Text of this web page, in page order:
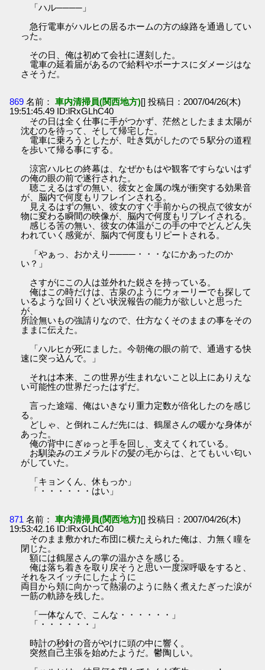
「ハル────」
急行電車がハルヒの居るホームの方の線路を通過してい
った。
その日、俺は初めて会社に遅刻した。
電車の延着届があるので給料やボーナスにダメージはな
さそうだ。
869 名前： 車内清掃員(関西地方)[] 投稿日：2007/04/26(木)
19:51:45.49 ID:lRxGLhC40
その日は全く仕事に手がつかず、茫然としたまま太陽が
沈むのを待って、そして帰宅した。
電車に乗ろうとしたが、吐き気がしたので５駅分の道程
を歩いて帰る事にする。
涼宮ハルヒの終幕は、なぜかもはや観客ですらないはず
の俺の眼の前で遂行された。
聴こえるはずの無い、彼女と金属の塊が衝突する効果音
が、脳内で何度もリフレインされる。
見えるはずの無い、彼女のすぐ手前からの視点で彼女が
物に変わる瞬間の映像が、脳内で何度もリプレイされる。
感じる筈の無い、彼女の体温がこの手の中でどんどん失
われていく感覚が、脳内で何度もリピートされる。
「やぁっ、おかえり────・・・なにかあったのか
い？」
さすがにこの人は並外れた鋭さを持っている。
俺はこの時だけは、古泉のようにウォーリーでも探して
いるような回りくどい状況報告の能力が欲しいと思った
が、
所詮無いもの強請りなので、仕方なくそのままの事をその
ままに伝えた。
「ハルヒが死にました。今朝俺の眼の前で、通過する快
速に突っ込んで。」
それは本来、この世界が生まれないこと以上にありえな
い可能性の世界だったはずだ。
言った途端、俺はいきなり重力定数が倍化したのを感じ
る。
どしゃ、と倒れこんだ先には、鶴屋さんの暖かな身体が
あった。
俺の背中にぎゅっと手を回し、支えてくれている。
お馴染みのエメラルドの髪の毛からは、とてもいい匂い
がしていた。
「キョンくん、休もっか」
「・・・・・・はい」
871 名前： 車内清掃員(関西地方)[] 投稿日：2007/04/26(木)
19:53:42.16 ID:lRxGLhC40
そのまま敷かれた布団に横たえられた俺は、力無く瞳を
閉じた。
額には鶴屋さんの掌の温かさを感じる。
俺は落ち着きを取り戻そうと思い一度深呼吸をすると、
それをスイッチにしたように
両目から頬に向かって熱湯のように熱く煮えたぎった涙が
一筋の軌跡を残した。
「一体なんで、こんな・・・・・・」
「・・・・・・」
時計の秒針の音がやけに頭の中に響く。
突然自己主張を始めたようだ。鬱陶しい。